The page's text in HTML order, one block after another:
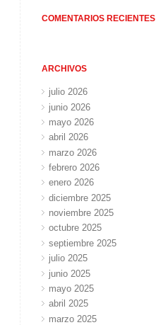
COMENTARIOS RECIENTES
ARCHIVOS
julio 2026
junio 2026
mayo 2026
abril 2026
marzo 2026
febrero 2026
enero 2026
diciembre 2025
noviembre 2025
octubre 2025
septiembre 2025
julio 2025
junio 2025
mayo 2025
abril 2025
marzo 2025